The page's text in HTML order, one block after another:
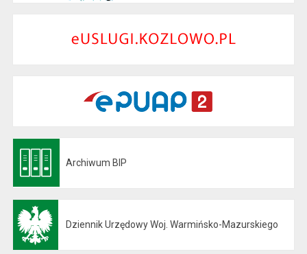
Archiwum BIP
Dziennik Urzędowy Woj. Warmińsko-Mazurskiego